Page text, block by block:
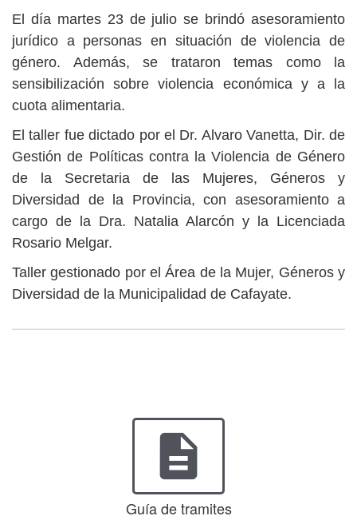
El día martes 23 de julio se brindó asesoramiento
jurídico a personas en situación de violencia de
género. Además, se trataron temas como la
sensibilización sobre violencia económica y a la
cuota alimentaria.
El taller fue dictado por el Dr. Alvaro Vanetta, Dir. de
Gestión de Políticas contra la Violencia de Género
de la Secretaria de las Mujeres, Géneros y
Diversidad de la Provincia, con asesoramiento a
cargo de la Dra. Natalia Alarcón y la Licenciada
Rosario Melgar.
Taller gestionado por el Área de la Mujer, Géneros y
Diversidad de la Municipalidad de Cafayate.
description
Guía de tramites